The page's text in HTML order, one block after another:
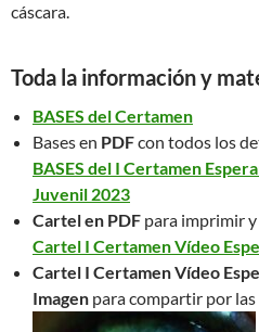
cáscara.
Toda la información y
BASES del Certamen
Bases en PDFcon todos los
BASES del I Certamen
Juvenil 2023
Cartel en PDF para imprimir
Cartel I Certamen Vídeo
Cartel I Certamen Vídeo
Imagen para compartir por las